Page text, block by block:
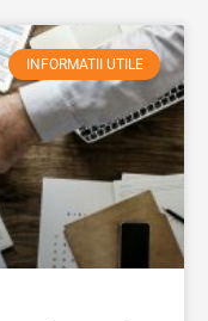
INFORMATII UTILE